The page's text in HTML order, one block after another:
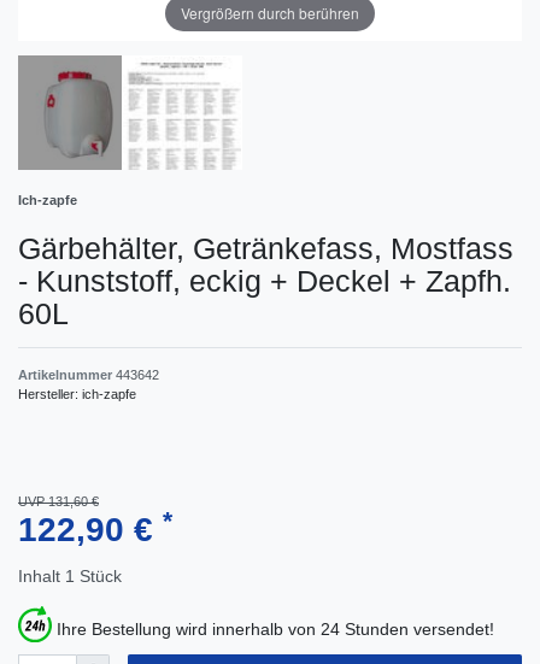
Vergrößern durch berühren
Ich-zapfe
Gärbehälter, Getränkefass, Mostfass
- Kunststoff, eckig + Deckel + Zapfh.
60L
Artikelnummer 443642
Hersteller: ich-zapfe
UVP 131,60 €
122,90 € *
Inhalt 1 Stück
Ihre Bestellung wird innerhalb von 24 Stunden versendet!